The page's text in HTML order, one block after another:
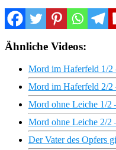
Ähnliche Videos:
Mord im Haferfeld 1/2
Mord im Haferfeld 2/2
Mord ohne Leiche 1/2
Mord ohne Leiche 2/2
Der Vater des Opfers